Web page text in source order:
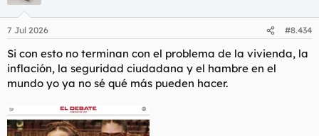
7 Jul 2026 #8.434
Si con esto no terminan con el problema de la vivienda, la
inflación, la seguridad ciudadana y el hambre en el
mundo yo ya no sé qué más pueden hacer.